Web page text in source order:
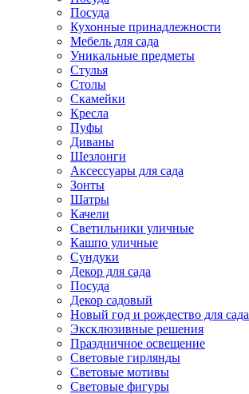
Посуда
Кухонные принадлежности
Мебель для сада
Уникальные предметы
Стулья
Столы
Скамейки
Кресла
Пуфы
Диваны
Шезлонги
Аксессуары для сада
Зонты
Шатры
Качели
Cветильники уличные
Кашпо уличные
Сундуки
Декор для сада
Посуда
Декор садовый
Новый год и рождество для сада
Эксклюзивные решения
Праздничное освещение
Световые гирлянды
Световые мотивы
Световые фигуры